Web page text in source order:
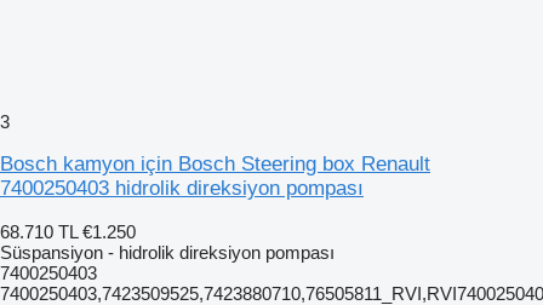
3
Bosch kamyon için Bosch Steering box Renault
7400250403 hidrolik direksiyon pompası
68.710 TL €1.250
Süspansiyon - hidrolik direksiyon pompası
7400250403